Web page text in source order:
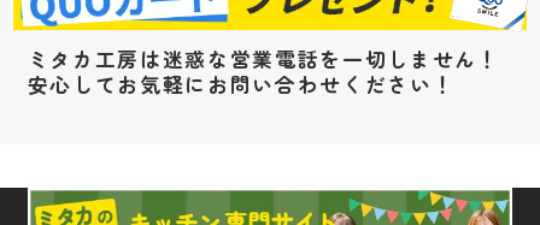
ミタカ工房は迷惑な営業電話を一切しません！
安心してお気軽にお問い合わせください！